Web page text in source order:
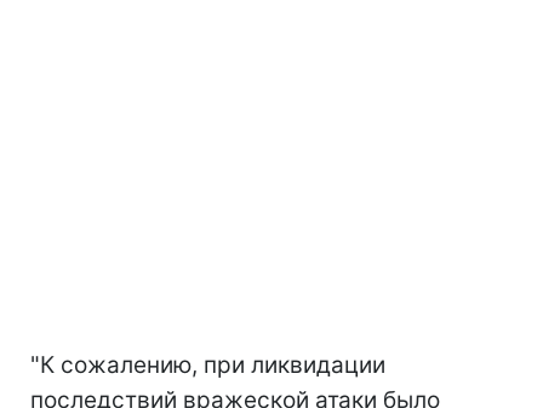
"К сожалению, при ликвидации
последствий вражеской атаки было